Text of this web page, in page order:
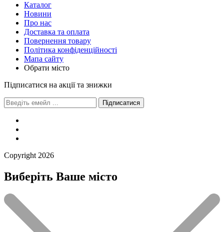
Каталог
Новини
Про нас
Доставка та оплата
Повернення товару
Політика конфіденційності
Мапа сайту
Обрати місто
Підписатися на акції та знижки
Підписатися
Сopyright 2026
Виберіть Ваше місто